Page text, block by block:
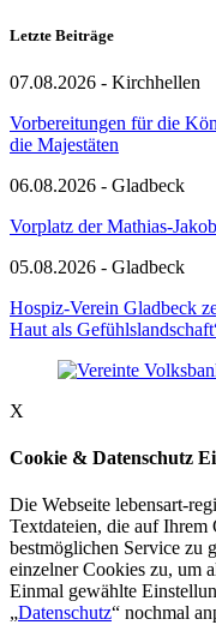
Letzte Beiträge
07.08.2026 - Kirchhellen
Vorbereitungen für die
die Majestäten
06.08.2026 - Gladbeck
Vorplatz der Mathias-
05.08.2026 - Gladbeck
Hospiz-Verein Gladbeck
Haut als
X
Cookie & Datenschutz
Die Webseite lebensart-
Textdateien, die auf Ihrem
bestmöglichen Service zu
einzelner Cookies zu, um
Einmal gewählte
„Datenschutz“ nochmal